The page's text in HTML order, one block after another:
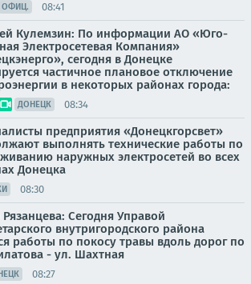
ОФИЦ. 08:41
Кулемзин: По информации АО «Юго-
Электросетевая Компания»
сегодня в Донецке
частичное плановое отключение
в некоторых районах города:
ДОНЕЦК 08:34
предприятия «Донецкгорсвет»
выполнять технические работы по
наружных электросетей во всех
Донецка
08:30
Рязанцева: Сегодня Управой
внутригородского района
работы по покосу травы вдоль дорог по
- ул. Шахтная
08:27